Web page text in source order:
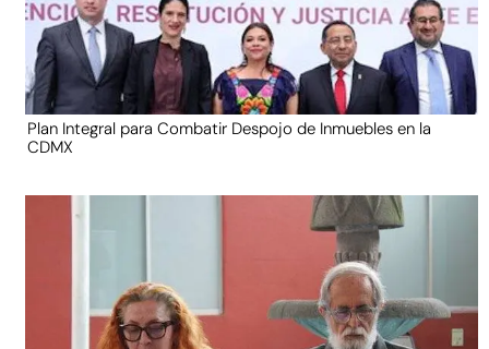
Plan Integral para Combatir Despojo de Inmuebles en la
CDMX